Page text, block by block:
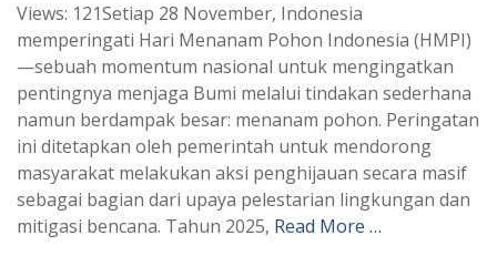
a
t
s
A
p
p
e
r
a
m
Views: 121Setiap 28 November, Indonesia
memperingati Hari Menanam Pohon Indonesia (HMPI)
—sebuah momentum nasional untuk mengingatkan
pentingnya menjaga Bumi melalui tindakan sederhana
namun berdampak besar: menanam pohon. Peringatan
ini ditetapkan oleh pemerintah untuk mendorong
masyarakat melakukan aksi penghijauan secara masif
sebagai bagian dari upaya pelestarian lingkungan dan
mitigasi bencana. Tahun 2025, Read More …